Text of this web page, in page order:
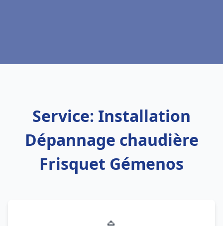
Service: Installation
Dépannage chaudière
Frisquet Gémenos